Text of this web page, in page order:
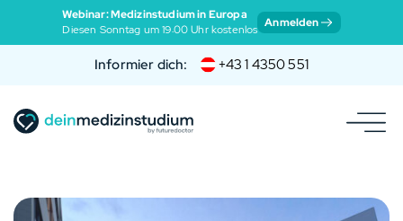
Webinar: Medizinstudium in Europa
Diesen Sonntag um 19:00 Uhr kostenlos Anmelden
Informier dich: +43 1 4350 551